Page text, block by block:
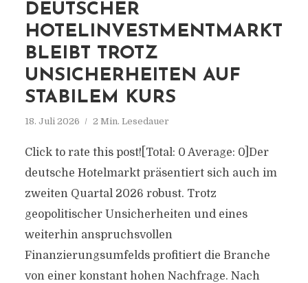
DEUTSCHER
HOTELINVESTMENTMARKT
BLEIBT TROTZ
UNSICHERHEITEN AUF
STABILEM KURS
18. Juli 2026 2 Min. Lesedauer
Click to rate this post![Total: 0 Average: 0]Der
deutsche Hotelmarkt präsentiert sich auch im
zweiten Quartal 2026 robust. Trotz
geopolitischer Unsicherheiten und eines
weiterhin anspruchsvollen
Finanzierungsumfelds profitiert die Branche
von einer konstant hohen Nachfrage. Nach